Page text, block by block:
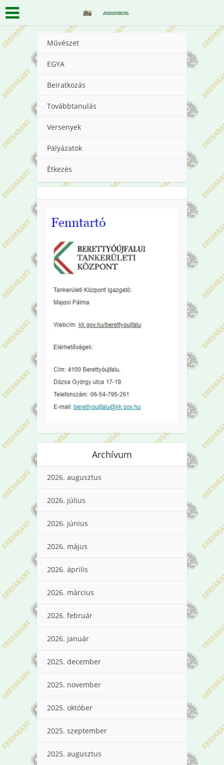
Művészet
EGYA
Beiratkozás
Továbbtanulás
Versenyek
Pályázatok
Étkezés
Archívum
2026. augusztus
2026. július
2026. június
2026. május
2026. április
2026. március
2026. február
2026. január
2025. december
2025. november
2025. október
2025. szeptember
2025. augusztus